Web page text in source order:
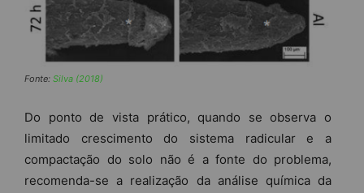
Fonte: Silva (2018)
Do ponto de vista prático, quando se observa o
limitado crescimento do sistema radicular e a
compactação do solo não é a fonte do problema,
recomenda-se a realização da análise química da